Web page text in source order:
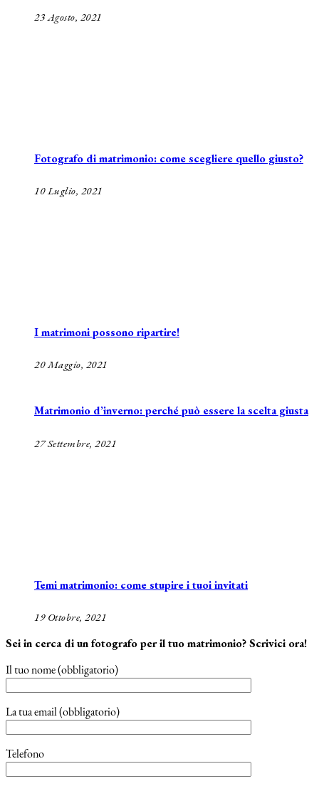
23 Agosto, 2021
Fotografo di matrimonio: come scegliere quello giusto?
10 Luglio, 2021
I matrimoni possono ripartire!
20 Maggio, 2021
Matrimonio d’inverno: perché può essere la scelta giusta
27 Settembre, 2021
Temi matrimonio: come stupire i tuoi invitati
19 Ottobre, 2021
Sei in cerca di un fotografo per il tuo matrimonio? Scrivici ora!
Il tuo nome (obbligatorio)
La tua email (obbligatorio)
Telefono